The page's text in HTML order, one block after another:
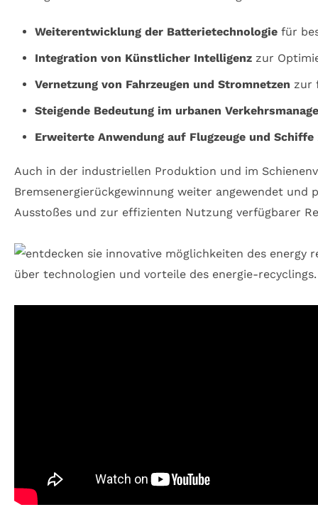
Weiterentwicklung der Batterietechnologiefür
Integration von Künstlicher Intelligenzzur
Vernetzung von Fahrzeugen und Stromnetzen zur
Steigende Bedeutung im urbanen
Erweiterte Anwendung auf Flugzeuge und Schiffe
Auch in der industriellen Produktion und im
Bremsenergierückgewinnung weiter angewendet
Ausstoßes und zur effizienten Nutzung verfügbarer